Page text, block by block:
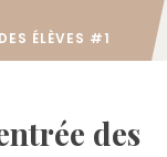
ÉLÈVES #1
des